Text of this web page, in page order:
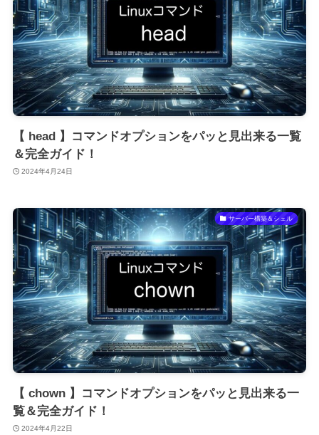
【 head 】コマンドオプションをパッと見出来る一覧
＆完全ガイド！
2024年4月24日
サーバー構築＆シェル
【 chown 】コマンドオプションをパッと見出来る一
覧＆完全ガイド！
2024年4月22日